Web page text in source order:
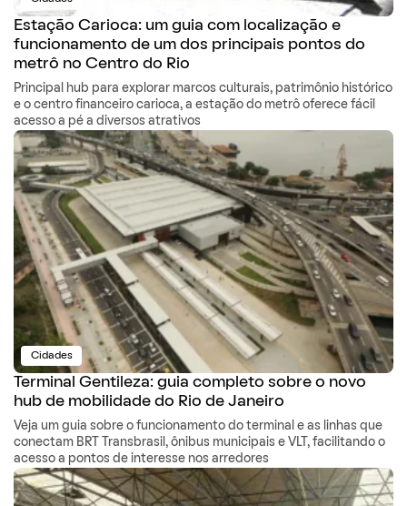
Estação Carioca: um guia com localização e
funcionamento de um dos principais pontos do
metrô no Centro do Rio
Principal hub para explorar marcos culturais, patrimônio histórico
e o centro financeiro carioca, a estação do metrô oferece fácil
acesso a pé a diversos atrativos
Cidades
Terminal Gentileza: guia completo sobre o novo
hub de mobilidade do Rio de Janeiro
Veja um guia sobre o funcionamento do terminal e as linhas que
conectam BRT Transbrasil, ônibus municipais e VLT, facilitando o
acesso a pontos de interesse nos arredores